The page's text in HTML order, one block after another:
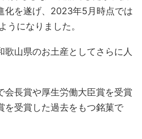
化を遂げ、2023年5月時点では
うになりました。
歌山県のお土産としてさらに人
会長賞や厚生労働大臣賞を受賞
を受賞した過去をもつ銘菓で